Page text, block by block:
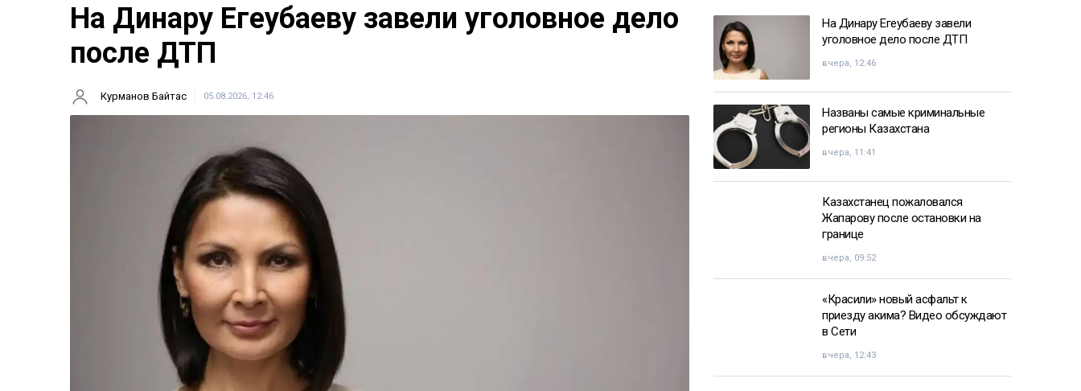
На Динару Егеубаеву завели уголовное дело
после ДТП
Курманов Байтас 05.08.2026, 12:46
На Динару Егеубаеву завели
уголовное дело после ДТП
вчера, 12:46
Названы самые криминальные
регионы Казахстана
вчера, 11:41
Казахстанец пожаловался
Жапарову после остановки на
границе
вчера, 09:52
«Красили» новый асфальт к
приезду акима? Видео обсуждают
в Сети
вчера, 12:43